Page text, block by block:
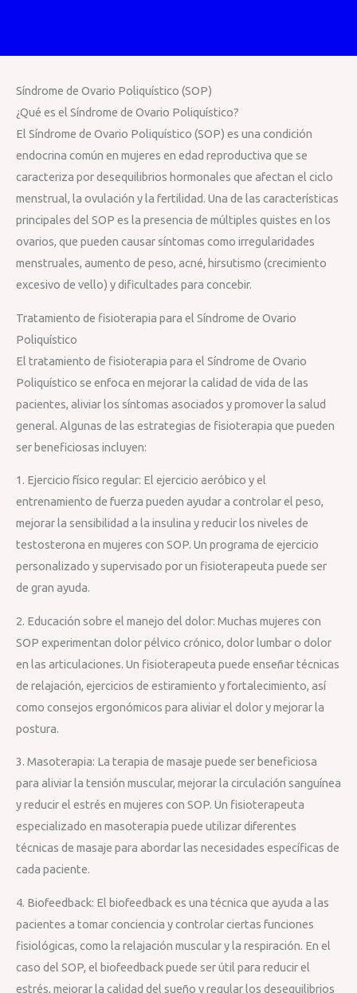
Síndrome de Ovario Poliquístico (SOP)
¿Qué es el Síndrome de Ovario Poliquístico?
El Síndrome de Ovario Poliquístico (SOP) es una condición
endocrina común en mujeres en edad reproductiva que se
caracteriza por desequilibrios hormonales que afectan el ciclo
menstrual, la ovulación y la fertilidad. Una de las características
principales del SOP es la presencia de múltiples quistes en los
ovarios, que pueden causar síntomas como irregularidades
menstruales, aumento de peso, acné, hirsutismo (crecimiento
excesivo de vello) y dificultades para concebir.
Tratamiento de fisioterapia para el Síndrome de Ovario
Poliquístico
El tratamiento de fisioterapia para el Síndrome de Ovario
Poliquístico se enfoca en mejorar la calidad de vida de las
pacientes, aliviar los síntomas asociados y promover la salud
general. Algunas de las estrategias de fisioterapia que pueden
ser beneficiosas incluyen:
1. Ejercicio físico regular: El ejercicio aeróbico y el
entrenamiento de fuerza pueden ayudar a controlar el peso,
mejorar la sensibilidad a la insulina y reducir los niveles de
testosterona en mujeres con SOP. Un programa de ejercicio
personalizado y supervisado por un fisioterapeuta puede ser
de gran ayuda.
2. Educación sobre el manejo del dolor: Muchas mujeres con
SOP experimentan dolor pélvico crónico, dolor lumbar o dolor
en las articulaciones. Un fisioterapeuta puede enseñar técnicas
de relajación, ejercicios de estiramiento y fortalecimiento, así
como consejos ergonómicos para aliviar el dolor y mejorar la
postura.
3. Masoterapia: La terapia de masaje puede ser beneficiosa
para aliviar la tensión muscular, mejorar la circulación sanguínea
y reducir el estrés en mujeres con SOP. Un fisioterapeuta
especializado en masoterapia puede utilizar diferentes
técnicas de masaje para abordar las necesidades específicas de
cada paciente.
4. Biofeedback: El biofeedback es una técnica que ayuda a las
pacientes a tomar conciencia y controlar ciertas funciones
fisiológicas, como la relajación muscular y la respiración. En el
caso del SOP, el biofeedback puede ser útil para reducir el
estrés, mejorar la calidad del sueño y regular los desequilibrios